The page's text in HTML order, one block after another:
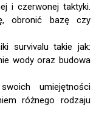
i czerwonej taktyki.
obronić bazę czy
survivalu takie jak:
wody oraz budowa
umiejętności
różnego rodzaju